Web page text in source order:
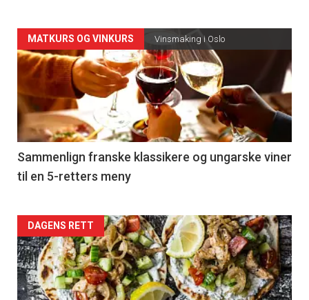
Forsiden
akkurat
nå
-
5
MATKURS OG VINKURS Vinsmaking i Oslo
Sammenlign franske klassikere og ungarske viner
til en 5-retters meny
Forsiden
akkurat
nå
DAGENS RETT